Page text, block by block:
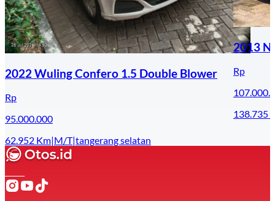
2022 Wuling Confero 1.5 Double Blower
Rp
95.000.000
62.952 Km|M/T|tangerang selatan
2013
Rp
138.735